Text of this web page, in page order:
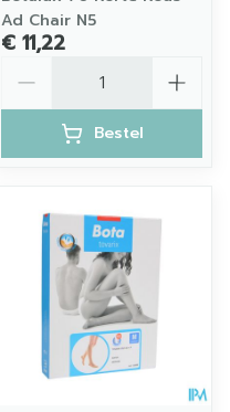
Ad Chair N5
€ 11,22
Bestel